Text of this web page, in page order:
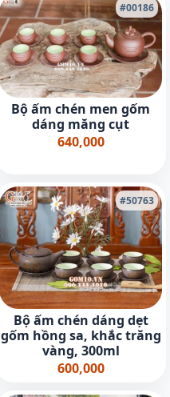
#00186
Bộ ấm chén men gốm
dáng măng cụt
640,000
#50763
Bộ ấm chén dáng dẹt
gốm hồng sa, khắc trăng
vàng, 300ml
600,000